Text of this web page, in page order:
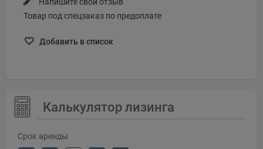
Товар под спецзаказ по предоплате
Добавить в список
Калькулятор лизинга
Срок аренды